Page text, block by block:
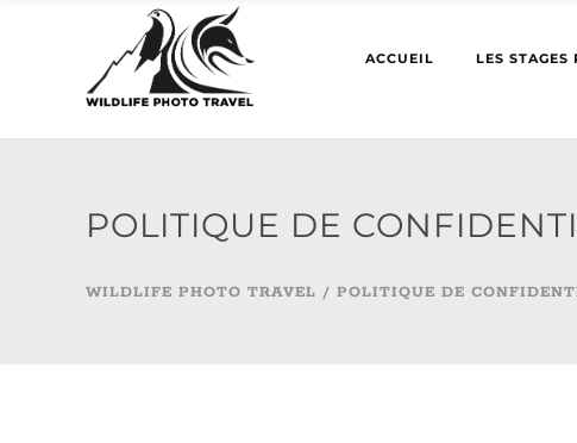
ACCUEIL LES STAGES
POLITIQUE DE
WILDLIFE PHOTO TRAVEL / POLITIQUE DE